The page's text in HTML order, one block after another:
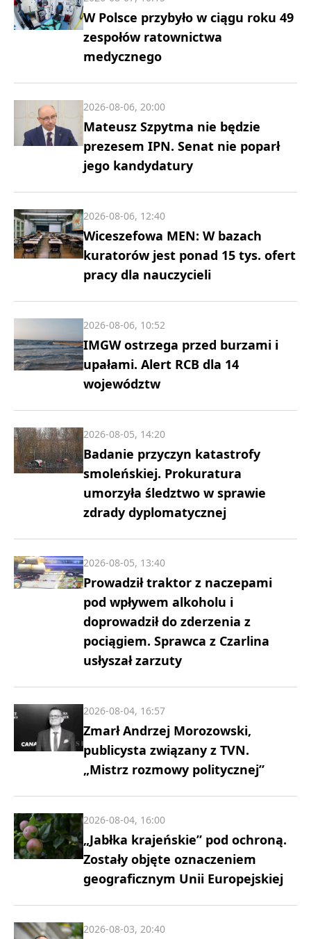
W Polsce przybyło w ciągu roku 49
zespołów ratownictwa
medycznego
Mateusz Szpytma nie będzie
prezesem IPN. Senat nie poparł
jego kandydatury
2026-08-06, 20:00
Wiceszefowa MEN: W bazach
kuratorów jest ponad 15 tys. ofert
pracy dla nauczycieli
2026-08-06, 12:40
IMGW ostrzega przed burzami i
upałami. Alert RCB dla 14
województw
2026-08-06, 10:52
Badanie przyczyn katastrofy
smoleńskiej. Prokuratura
umorzyła śledztwo w sprawie
zdrady dyplomatycznej
2026-08-05, 14:20
Prowadził traktor z naczepami
pod wpływem alkoholu i
doprowadził do zderzenia z
pociągiem. Sprawca z Czarlina
usłyszał zarzuty
2026-08-05, 13:40
Zmarł Andrzej Morozowski,
publicysta związany z TVN.
„Mistrz rozmowy politycznej”
2026-08-04, 16:57
„Jabłka krajeńskie” pod ochroną.
Zostały objęte oznaczeniem
geograficznym Unii Europejskiej
2026-08-04, 16:00
2026-08-03, 20:40